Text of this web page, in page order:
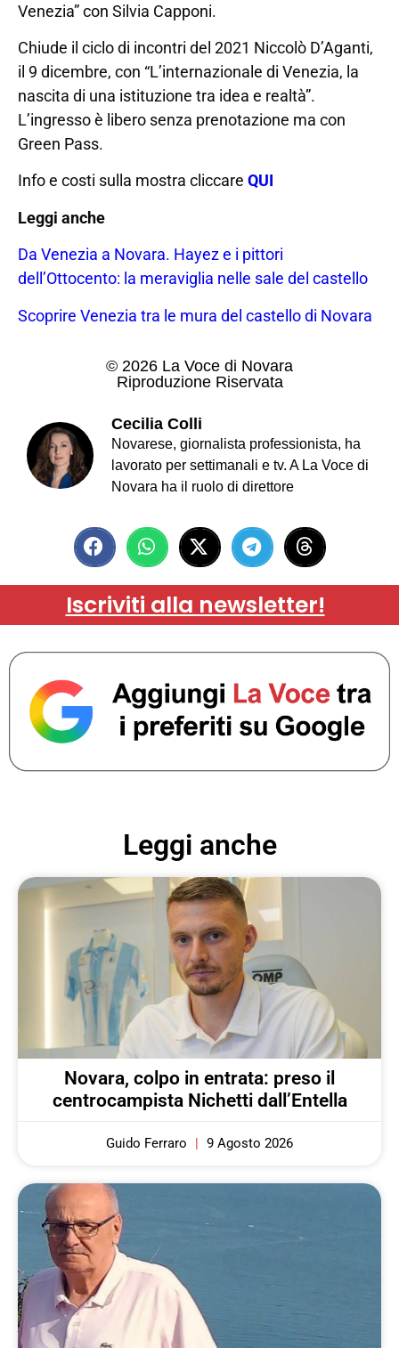
Venezia” con Silvia Capponi.
Chiude il ciclo di incontri del 2021 Niccolò D’Aganti,
il 9 dicembre, con “L’internazionale di Venezia, la
nascita di una istituzione tra idea e realtà”.
L’ingresso è libero senza prenotazione ma con
Green Pass.
Info e costi sulla mostra cliccare QUI
Leggi anche
Da Venezia a Novara. Hayez e i pittori
dell’Ottocento: la meraviglia nelle sale del castello
Scoprire Venezia tra le mura del castello di Novara
© 2026 La Voce di Novara
Riproduzione Riservata
Cecilia Colli
Novarese, giornalista professionista, ha
lavorato per settimanali e tv. A La Voce di
Novara ha il ruolo di direttore
Iscriviti alla newsletter!
Leggi anche
Novara, colpo in entrata: preso il
centrocampista Nichetti dall’Entella
Guido Ferraro 9 Agosto 2026